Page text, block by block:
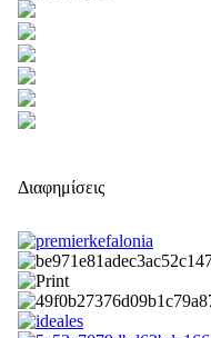
Διαφημίσεις